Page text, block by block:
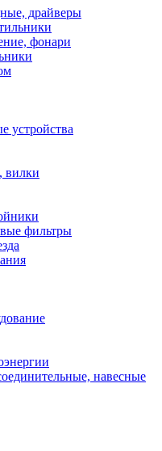
драйверы
фонари
устройства
вилки
фильтры
навесные